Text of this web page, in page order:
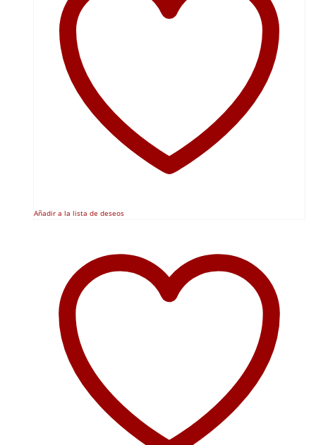
Añadir a la lista de deseos